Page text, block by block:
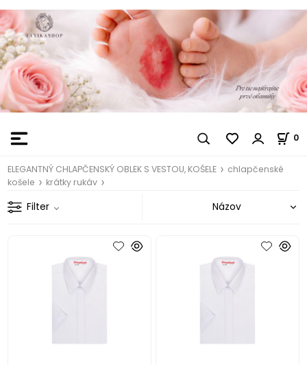
0
ELEGANTNÝ CHLAPČENSKÝ OBLEK S VESTOU, KOŠELE
chlapčenské
košele
krátky rukáv
Filter